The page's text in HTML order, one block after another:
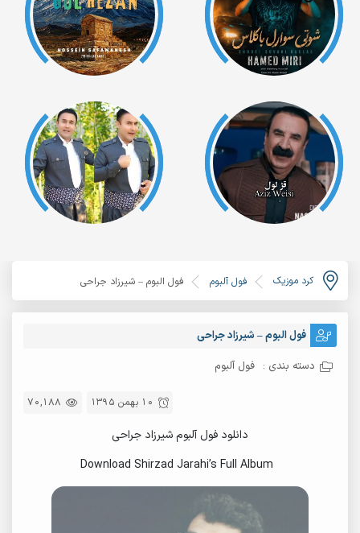
کرد موزیک فول آلبوم فول البوم – شیرزاد جراحی
فول البوم – شیرزاد جراحی
دسته بندی : فول آلبوم
70,188 10 بهمن 1395
دانلود فول آلبوم شیرزاد جراحی